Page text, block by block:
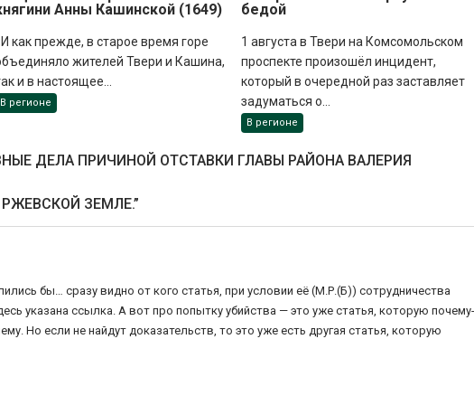
Анны Кашинской (1649)
как прежде, в старое время горе
жителей Твери и Кашина,
и в настоящее...
В регионе
бедой
1 августа в Твери на Комсомольском
проспекте произошёл инцидент,
который в очередной раз заставляет
задуматься о...
В регионе
ДЕЛА ПРИЧИНОЙ ОТСТАВКИ ГЛАВЫ РАЙОНА ВАЛЕРИЯ
ЗЕМЛЕ.”
бы… сразу видно от кого статья, при условии её (М.Р.(Б)) сотрудничества
указана ссылка. А вот про попытку убийства — это уже статья, которую почему-
Но если не найдут доказательств, то это уже есть другая статья, которую